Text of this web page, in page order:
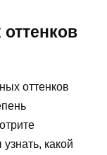
оттенков
какой